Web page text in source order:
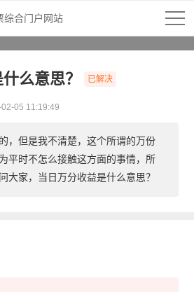
么意思？
05 11:19:49
，但是我不清楚，这个所谓的万份
平时不怎么接触这方面的事情，所
大家，当日万分收益是什么意思？